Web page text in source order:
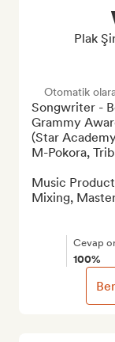
Plak
Otomatik
Songwriter -
Grammy
(Star
M-Pokora,
Music
Mixing,
Cevap
100%